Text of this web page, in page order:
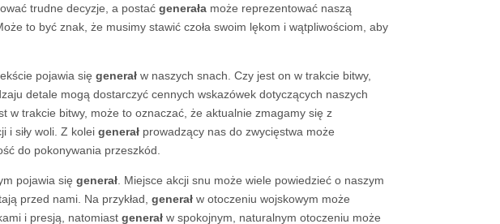
trudne decyzje, a postać generałamoże reprezentować naszą
to być znak, że musimy stawić czoła swoim lękom i wątpliwościom, aby
pojawia się generałw naszych snach. Czy jest on w trakcie bitwy,
detale mogą dostarczyć cennych wskazówek dotyczących naszych
w trakcie bitwy, może to oznaczać, że aktualnie zmagamy się z
i siły woli. Z kolei generałprowadzący nas do zwycięstwa może
do pokonywania przeszkód.
pojawia się generał. Miejsce akcji snu może wiele powiedzieć o naszym
przed nami. Na przykład, generałw otoczeniu wojskowym może
i presją, natomiast generałw spokojnym, naturalnym otoczeniu może